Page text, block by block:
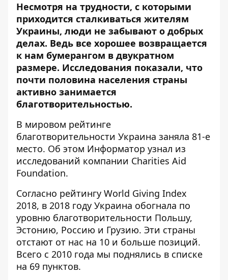
Несмотря на трудности, с которыми
приходится сталкиваться жителям
Украины, люди не забывают о добрых
делах. Ведь все хорошее возвращается
к нам бумерангом в двукратном
размере. Исследования показали, что
почти половина населения страны
активно занимается
благотворительностью.
В мировом рейтинге
благотворительности Украина заняла 81-е
место. Об этом Информатор узнал из
исследований компании Charities Aid
Foundation.
Согласно рейтингу World Giving Index
2018, в 2018 году Украина обогнала по
уровню благотворительности Польшу,
Эстонию, Россию и Грузию. Эти страны
отстают от нас на 10 и больше позиций.
Всего с 2010 года мы поднялись в списке
на 69 пунктов.